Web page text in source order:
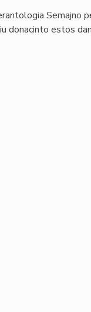
Semajno
donacinto estos